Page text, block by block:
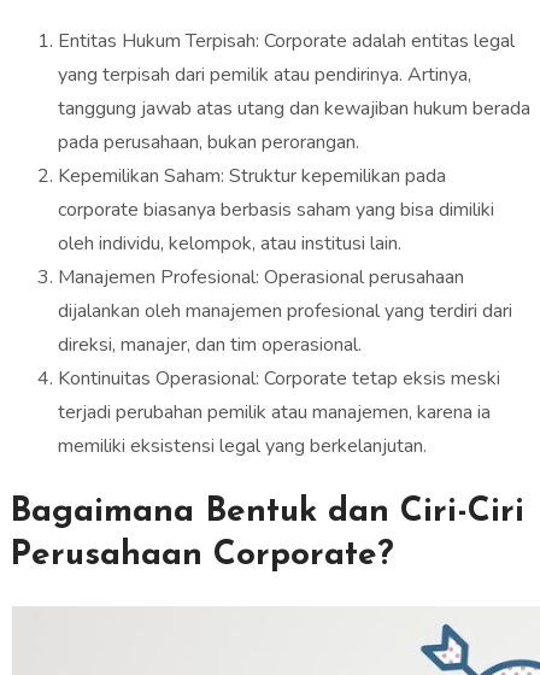
Entitas Hukum Terpisah: Corporate adalah entitas legal
yang terpisah dari pemilik atau pendirinya. Artinya,
tanggung jawab atas utang dan kewajiban hukum berada
pada perusahaan, bukan perorangan.
Kepemilikan Saham: Struktur kepemilikan pada
corporate biasanya berbasis saham yang bisa dimiliki
oleh individu, kelompok, atau institusi lain.
Manajemen Profesional: Operasional perusahaan
dijalankan oleh manajemen profesional yang terdiri dari
direksi, manajer, dan tim operasional.
Kontinuitas Operasional: Corporate tetap eksis meski
terjadi perubahan pemilik atau manajemen, karena ia
memiliki eksistensi legal yang berkelanjutan.
Bagaimana Bentuk dan Ciri-Ciri
Perusahaan Corporate?